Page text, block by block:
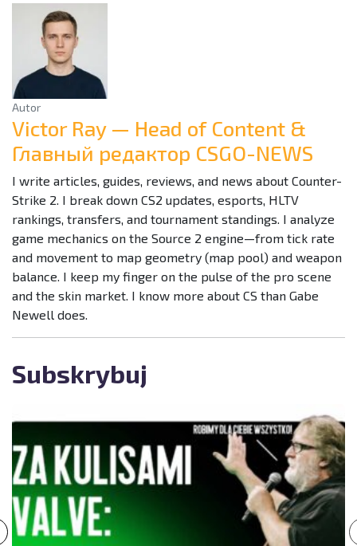
Autor
Victor Ray — Head of Content &
Главный редактор CSGO-NEWS
I write articles, guides, reviews, and news about Counter-
Strike 2. I break down CS2 updates, esports, HLTV
rankings, transfers, and tournament standings. I analyze
game mechanics on the Source 2 engine—from tick rate
and movement to map geometry (map pool) and weapon
balance. I keep my finger on the pulse of the pro scene
and the skin market. I know more about CS than Gabe
Newell does.
Subskrybuj